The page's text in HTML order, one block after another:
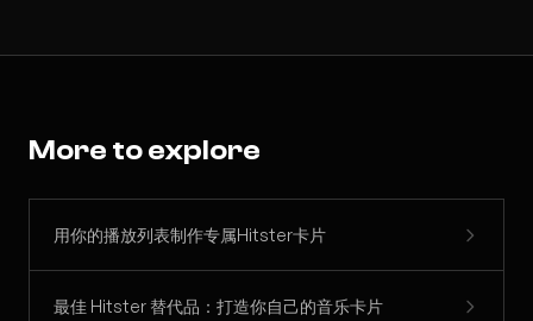
More to explore
用你的播放列表制作专属Hitster卡片
最佳 Hitster 替代品：打造你自己的音乐卡片